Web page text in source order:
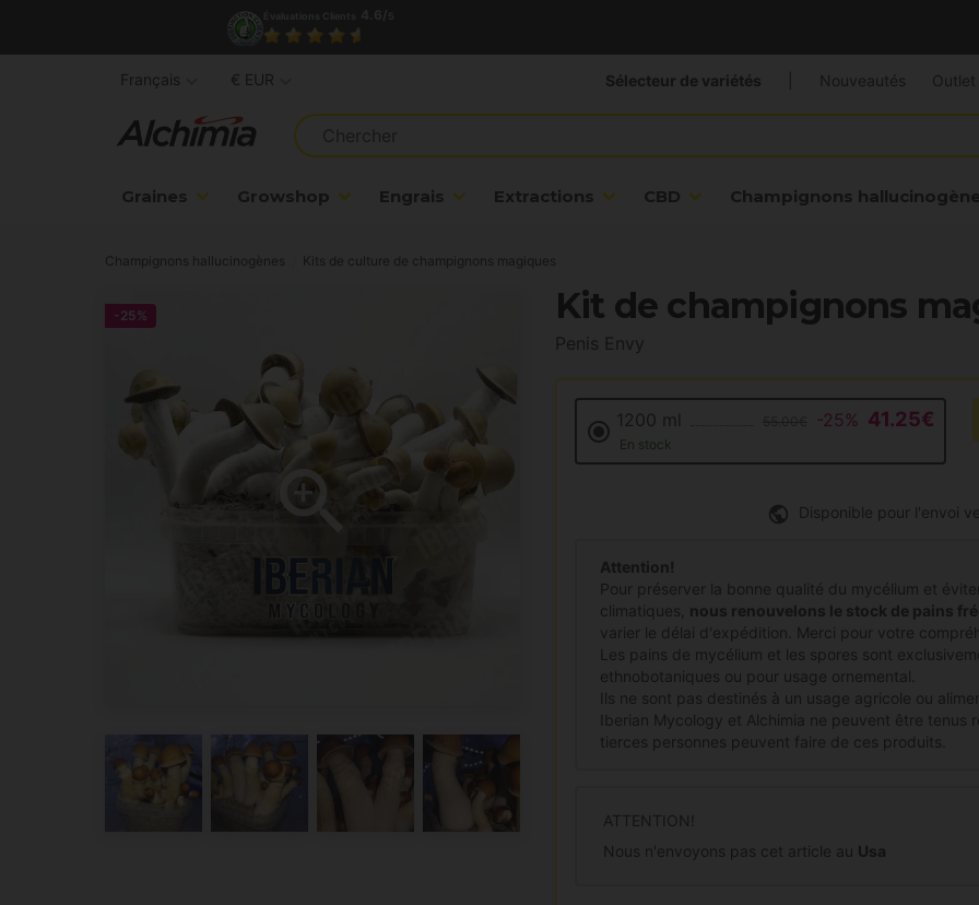
Graines Growshop Engrais Extractions CBD Champignons
Sélecteur de variétés Nouveautés Outlet
Français € EUR
Champignons hallucinogènes Kits de culture de champignons magiques
Kit de champignons
Penis Envy
-25%
1200 ml -25% 41.25€
En stock
Disponible pour l'envoi
Attention!
Pour préserver la bonne qualité du mycélium et
climatiques, nous renouvelons le stock de pains
varier le délai d'expédition. Merci pour votre
Les pains de mycélium et les spores sont
ethnobotaniques ou pour usage ornemental.
Ils ne sont pas destinés à un usage agricole ou
Iberian Mycology et Alchimia ne peuvent être tenus
tierces personnes peuvent faire de ces produits.
ATTENTION!
Nous n'envoyons pas cet article au Usa